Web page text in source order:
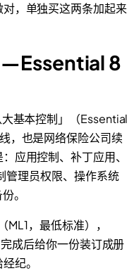
，单独买这两条加起来
8
基本控制」（Essential
，也是网络保险公司续
应用控制、补丁应用、
管理员权限、操作系统
。
，最低标准），
成后给你一份装订成册
纪。